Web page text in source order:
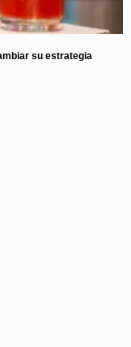
su estrategia